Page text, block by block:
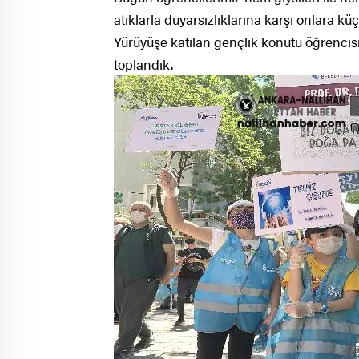
atıklarla duyarsızlıklarına karşı onlara
Yürüyüşe katılan gençlik konutu
toplandık.